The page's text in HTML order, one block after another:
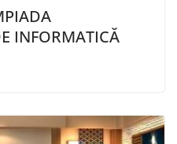
INFORMATICĂ